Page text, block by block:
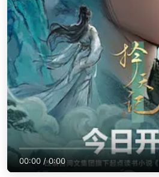
00:00 /0:00